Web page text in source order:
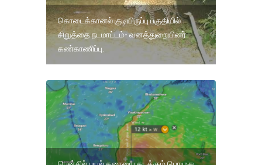
கொடைக்கானல் குடியிருப்பு பகுதியில்
சிறுத்தை நடமாட்டம்- வனத்துறையினர்
கண்காணிப்பு.